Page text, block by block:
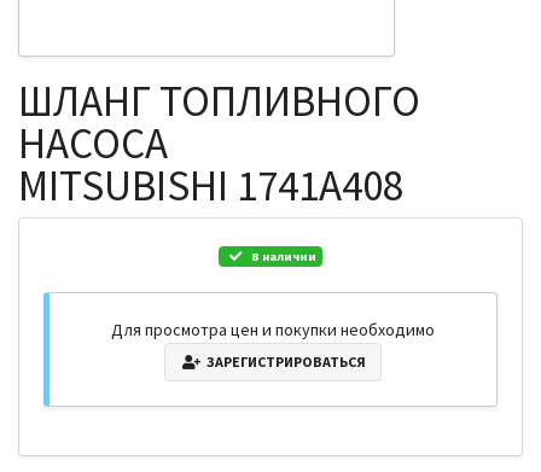
ШЛАНГ ТОПЛИВНОГО
НАСОСА
MITSUBISHI 1741A408
В наличии
Для просмотра цен и покупки необходимо
ЗАРЕГИСТРИРОВАТЬСЯ